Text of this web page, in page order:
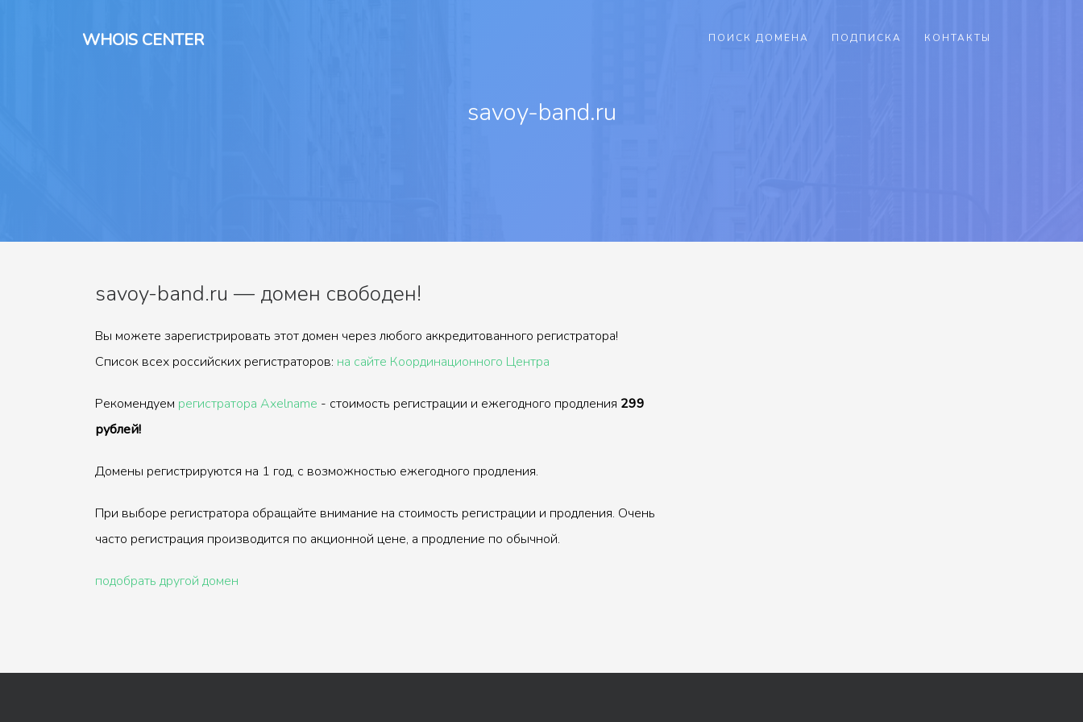
WHOIS CENTER ПОИСК ДОМЕНА ПОДПИСКА КОНТАКТЫ
savoy-band.ru
savoy-band.ru — домен свободен!
Вы можете зарегистрировать этот домен через любого аккредитованного регистратора!
Список всех российских регистраторов: на сайте Координационного Центра
Рекомендуем регистратора Axelname - стоимость регистрации и ежегодного продления 299
рублей!
Домены регистрируются на 1 год, с возможностью ежегодного продления.
При выборе регистратора обращайте внимание на стоимость регистрации и продления. Очень
часто регистрация производится по акционной цене, а продление по обычной.
подобрать другой домен